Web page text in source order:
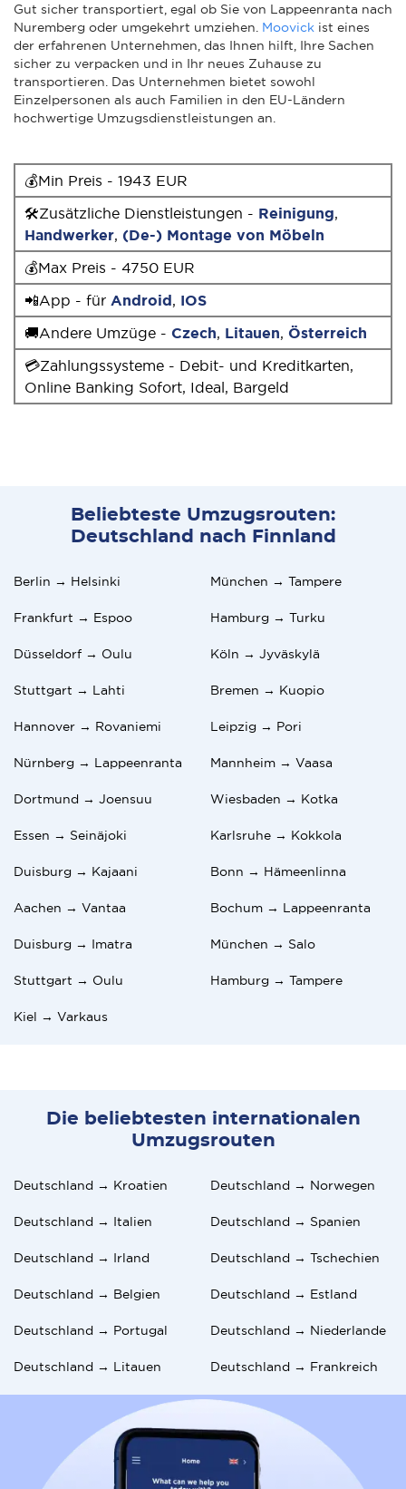
Gut sicher transportiert, egal ob Sie von Lappeenranta nach
Nuremberg oder umgekehrt umziehen. Moovick ist eines
der erfahrenen Unternehmen, das Ihnen hilft, Ihre Sachen
sicher zu verpacken und in Ihr neues Zuhause zu
transportieren. Das Unternehmen bietet sowohl
Einzelpersonen als auch Familien in den EU-Ländern
hochwertige Umzugsdienstleistungen an.
💰Min Preis - 1943 EUR
🛠Zusätzliche Dienstleistungen - Reinigung,
Handwerker, (De-) Montage von Möbeln
💰Max Preis - 4750 EUR
📲App - für Android, IOS
🚚Andere Umzüge - Czech, Litauen, Österreich
💳Zahlungssysteme - Debit- und Kreditkarten,
Online Banking Sofort, Ideal, Bargeld
Beliebteste Umzugsrouten:
Deutschland nach Finnland
Berlin → Helsinki München → Tampere
Frankfurt → Espoo Hamburg → Turku
Düsseldorf → Oulu Köln → Jyväskylä
Stuttgart → Lahti Bremen → Kuopio
Hannover → Rovaniemi Leipzig → Pori
Nürnberg → Lappeenranta Mannheim → Vaasa
Dortmund → Joensuu Wiesbaden → Kotka
Essen → Seinäjoki Karlsruhe → Kokkola
Duisburg → Kajaani Bonn → Hämeenlinna
Aachen → Vantaa Bochum → Lappeenranta
Duisburg → Imatra München → Salo
Stuttgart → Oulu Hamburg → Tampere
Kiel → Varkaus
Die beliebtesten internationalen
Umzugsrouten
Deutschland → Kroatien Deutschland → Norwegen
Deutschland → Italien Deutschland → Spanien
Deutschland → Irland Deutschland → Tschechien
Deutschland → Belgien Deutschland → Estland
Deutschland → Portugal Deutschland → Niederlande
Deutschland → Litauen Deutschland → Frankreich